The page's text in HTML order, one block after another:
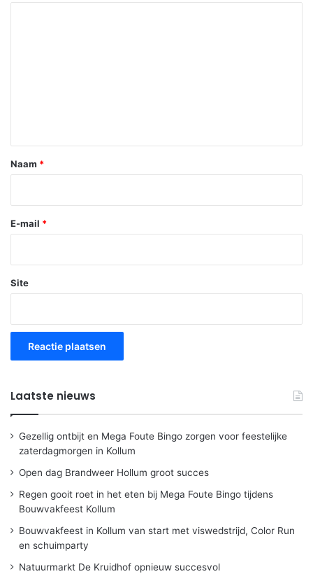
*
Naam *
E-mail *
Site
Laatste nieuws
Gezellig ontbijt en Mega Foute Bingo zorgen voor feestelijke
zaterdagmorgen in Kollum
Open dag Brandweer Hollum groot succes
Regen gooit roet in het eten bij Mega Foute Bingo tijdens
Bouwvakfeest Kollum
Bouwvakfeest in Kollum van start met viswedstrijd, Color Run
en schuimparty
Natuurmarkt De Kruidhof opnieuw succesvol